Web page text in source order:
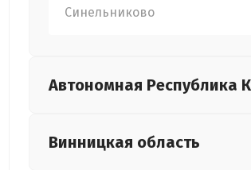
Синельниково
Автономная Республика
Винницкая область